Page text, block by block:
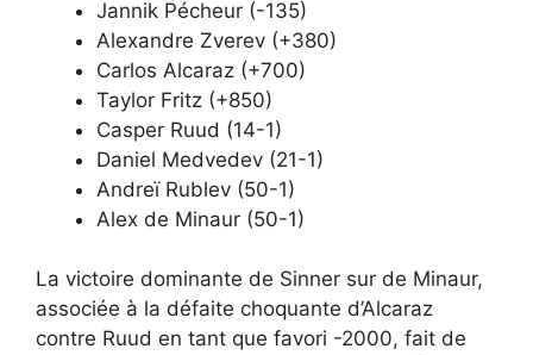
Jannik Pécheur (-135)
Alexandre Zverev (+380)
Carlos Alcaraz (+700)
Taylor Fritz (+850)
Casper Ruud (14-1)
Daniel Medvedev (21-1)
Andreï Rublev (50-1)
Alex de Minaur (50-1)
La victoire dominante de Sinner sur de Minaur,
associée à la défaite choquante d’Alcaraz
contre Ruud en tant que favori -2000, fait de